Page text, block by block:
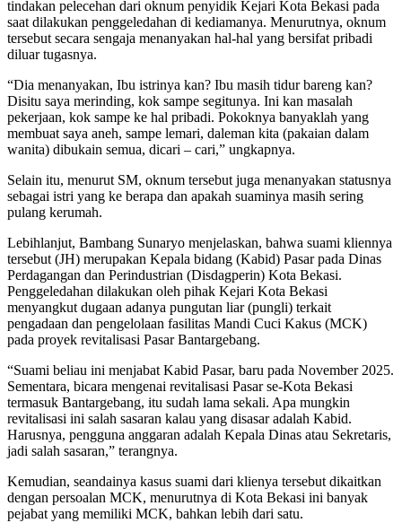
tindakan pelecehan dari oknum penyidik Kejari Kota Bekasi pada
saat dilakukan penggeledahan di kediamanya. Menurutnya, oknum
tersebut secara sengaja menanyakan hal-hal yang bersifat pribadi
diluar tugasnya.
“Dia menanyakan, Ibu istrinya kan? Ibu masih tidur bareng kan?
Disitu saya merinding, kok sampe segitunya. Ini kan masalah
pekerjaan, kok sampe ke hal pribadi. Pokoknya banyaklah yang
membuat saya aneh, sampe lemari, daleman kita (pakaian dalam
wanita) dibukain semua, dicari – cari,” ungkapnya.
Selain itu, menurut SM, oknum tersebut juga menanyakan statusnya
sebagai istri yang ke berapa dan apakah suaminya masih sering
pulang kerumah.
Lebihlanjut, Bambang Sunaryo menjelaskan, bahwa suami kliennya
tersebut (JH) merupakan Kepala bidang (Kabid) Pasar pada Dinas
Perdagangan dan Perindustrian (Disdagperin) Kota Bekasi.
Penggeledahan dilakukan oleh pihak Kejari Kota Bekasi
menyangkut dugaan adanya pungutan liar (pungli) terkait
pengadaan dan pengelolaan fasilitas Mandi Cuci Kakus (MCK)
pada proyek revitalisasi Pasar Bantargebang.
“Suami beliau ini menjabat Kabid Pasar, baru pada November 2025.
Sementara, bicara mengenai revitalisasi Pasar se-Kota Bekasi
termasuk Bantargebang, itu sudah lama sekali. Apa mungkin
revitalisasi ini salah sasaran kalau yang disasar adalah Kabid.
Harusnya, pengguna anggaran adalah Kepala Dinas atau Sekretaris,
jadi salah sasaran,” terangnya.
Kemudian, seandainya kasus suami dari klienya tersebut dikaitkan
dengan persoalan MCK, menurutnya di Kota Bekasi ini banyak
pejabat yang memiliki MCK, bahkan lebih dari satu.